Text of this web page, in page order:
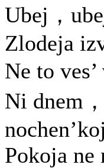
Ubej，
Zlodeja
Ne to
Ni dnem
nochen’koj
Pokoja ne